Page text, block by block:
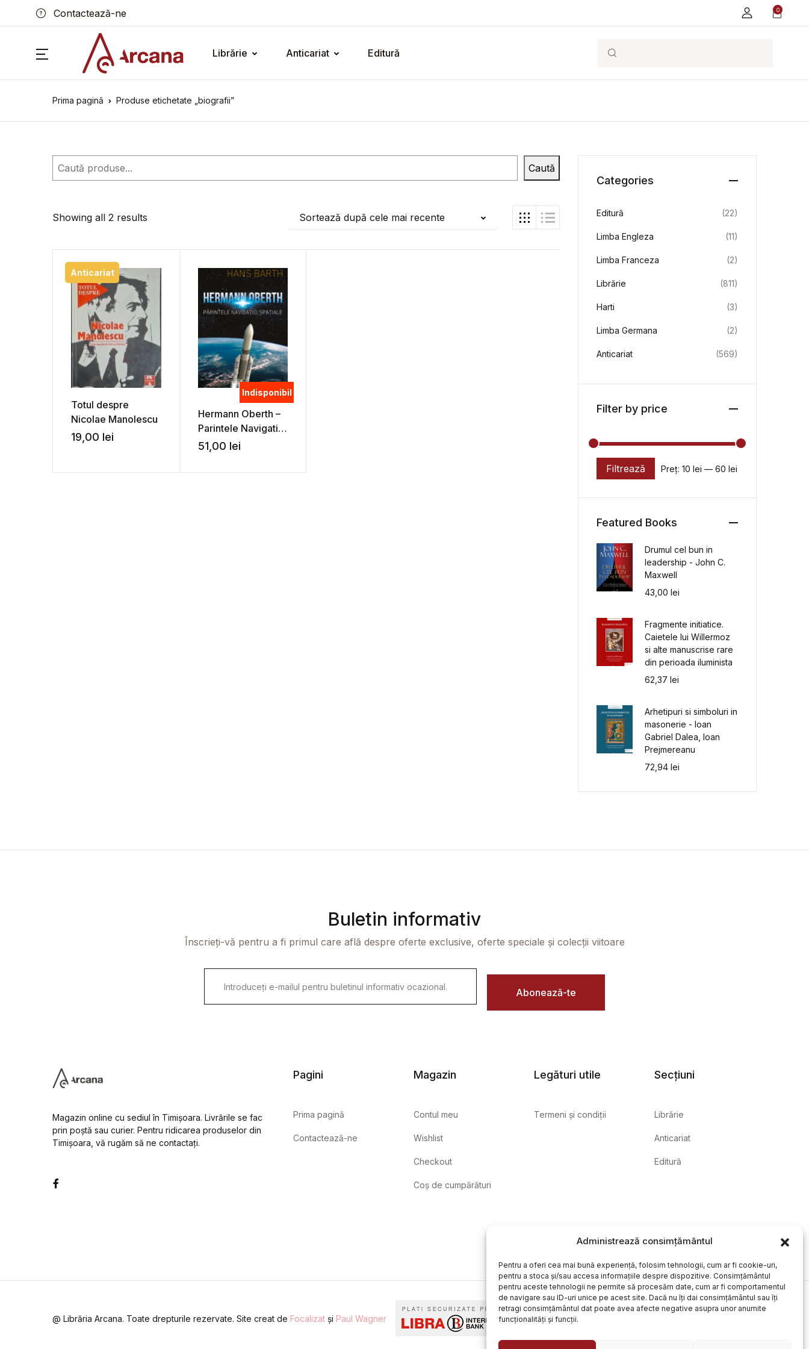
Administrează consimțământul
Pentru a oferi cea mai bună experiență, folosim tehnologii, cum ar fi cookie-uri,
pentru a stoca și/sau accesa informațiile despre dispozitive. Consimțământul
pentru aceste tehnologii ne permite să procesăm date, cum ar fi comportamentul
de navigare sau ID-uri unice pe acest site. Dacă nu îți dai consimțământul sau îți
retragi consimțământul dat poate avea afecte negative asupra unor anumite
funcționalități și funcții.
Contactează-ne 0
Librărie Anticariat Editură Search
Prima pagină Produse etichetate „biografii”
Caută Caută
Showing all 2 results Sortează după cele mai recente
Anticariat
Totul despre
Nicolae Manolescu
19,00 lei
Indisponibil
Hermann Oberth –
Parintele Navigatiei
Spatiale – Hans
51,00 lei
Categories
Editură (22)
Limba Engleza (11)
Limba Franceza (2)
Librărie (811)
Harti (3)
Limba Germana (2)
Anticariat (569)
Filter by price
Preț minim
Preț maxim
Filtrează Preț:10 lei —60 lei
Featured Books
Drumul cel bun in
leadership - John C.
Maxwell
43,00lei
Fragmente initiatice.
Caietele lui Willermoz
si alte manuscrise rare
din perioada iluminista
62,37lei
Arhetipuri si simboluri in
masonerie - Ioan
Gabriel Dalea, Ioan
Prejmereanu
72,94lei
Buletin informativ
Înscrieți-vă pentru a fi primul care află despre oferte exclusive, oferte speciale și colecții viitoare
i
Abonează-te
Magazin online cu sediul în Timișoara. Livrările se fac
prin poștă sau curier. Pentru ridicarea produselor din
Timișoara, vă rugăm să ne contactați.
Pagini
Prima pagină
Contactează-ne
Magazin
Contul meu
Wishlist
Checkout
Coș de cumpărături
Legături utile
Termeni și condiții
Secțiuni
Librărie
Anticariat
Editură
@ Librăria Arcana. Toate drepturile rezervate. Site creat de Focalizat și Paul Wagner